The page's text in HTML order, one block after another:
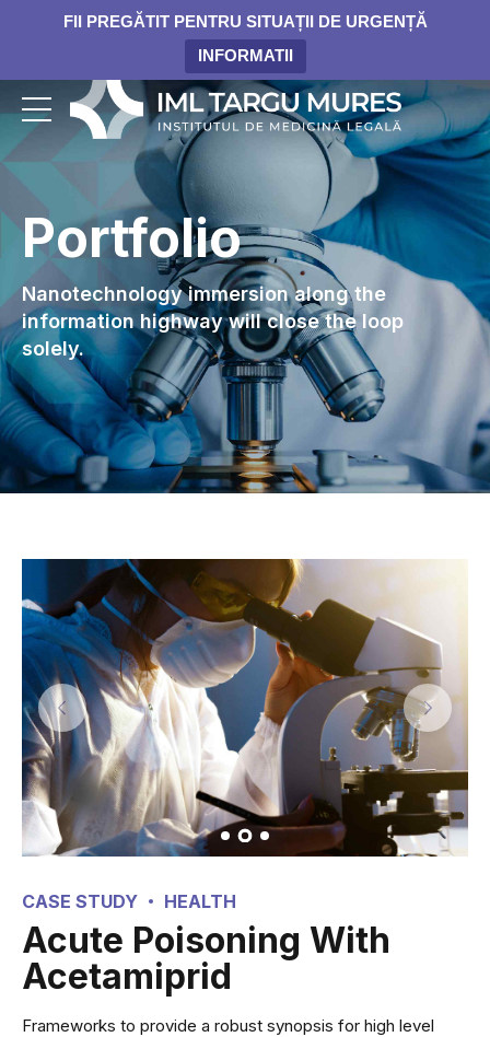
FII PREGĂTIT PENTRU SITUAȚII DE URGENȚĂ
INFORMATII
Portfolio
Nanotechnology immersion along the
information highway will close the loop
solely.
CASE STUDY HEALTH
Acute Poisoning With
Acetamiprid
Frameworks to provide a robust synopsis for high level